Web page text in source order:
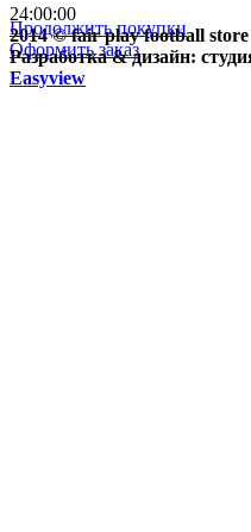
Продолжить покупки
Оформить заказ
24:00:00
2014 © fair play football store
Разработка & дизайн:
Easyview